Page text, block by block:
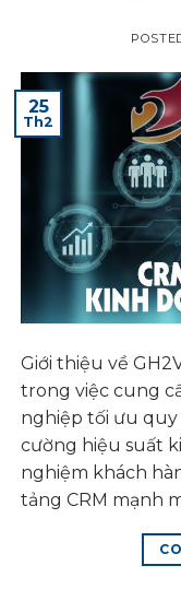
25
Th2
Giới thiệu về
trong việc cung
nghiệp tối ưu
cường hiệu suất
nghiệm khách
tảng CRM mạnh